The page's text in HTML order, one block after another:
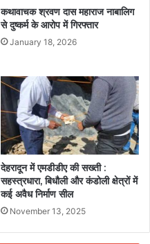
कथावाचक श्रवण दास महाराज नाबालिग
से दुष्कर्म के आरोप में गिरफ्तार
January 18, 2026
देहरादून में एमडीडीए की सख्ती :
सहस्त्रधारा, बिधौली और कंडोली क्षेत्रों में
कई अवैध निर्माण सील
November 13, 2025